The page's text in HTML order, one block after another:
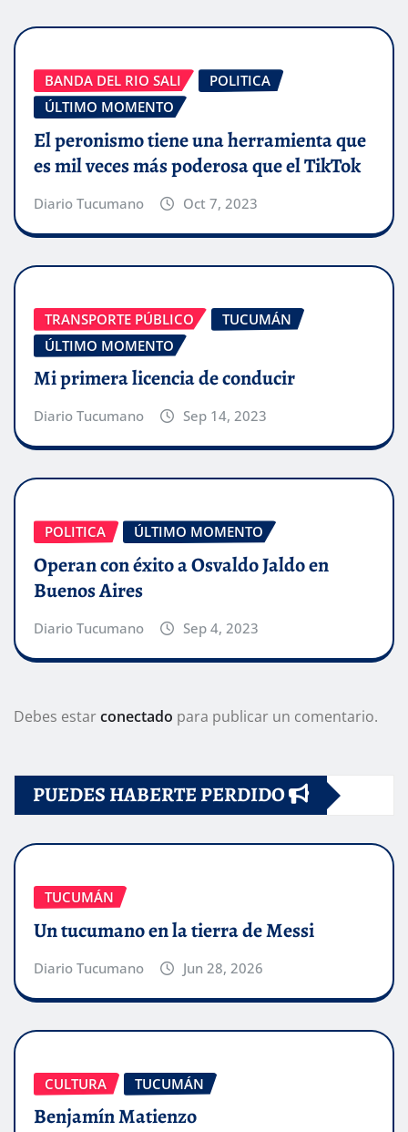
BANDA DEL RIO SALI
POLITICA
ÚLTIMO MOMENTO
El peronismo tiene una herramienta que
es mil veces más poderosa que el TikTok
Diario Tucumano Oct 7, 2023
TRANSPORTE PÚBLICO
TUCUMÁN
ÚLTIMO MOMENTO
Mi primera licencia de conducir
Diario Tucumano Sep 14, 2023
POLITICA ÚLTIMO MOMENTO
Operan con éxito a Osvaldo Jaldo en
Buenos Aires
Diario Tucumano Sep 4, 2023
Debes estarconectado para publicar un comentario.
PUEDES HABERTE PERDIDO
TUCUMÁN
Un tucumano en la tierra de Messi
Diario Tucumano Jun 28, 2026
CULTURA TUCUMÁN
Benjamín Matienzo